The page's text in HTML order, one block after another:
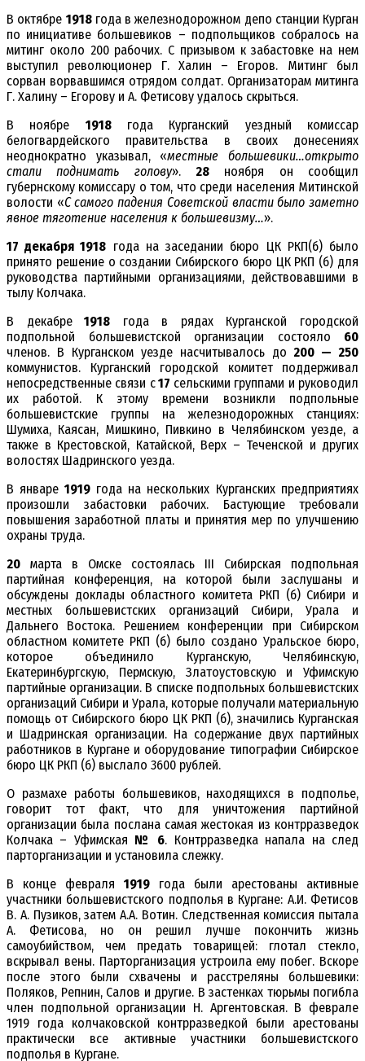
В октябре 1918года в железнодорожном депо станции Курган
по инициативе большевиков – подпольщиков собралось на
митинг около 200 рабочих. С призывом к забастовке на нем
выступил революционер Г. Халин – Егоров. Митинг был
сорван ворвавшимся отрядом солдат. Организаторам митинга
Г. Халину – Егорову и А. Фетисову удалось скрыться.
В ноябре 1918года Курганский уездный комиссар
белогвардейского правительства в своих донесениях
неоднократно указывал, «местные большевики…открыто
стали поднимать голову».28 ноября он сообщил
губернскому комиссару о том, что среди населения Митинской
волости «С самого падения Советской власти было заметно
явное тяготение населения к большевизму…».
17 декабря 1918 года на заседании бюро ЦК РКП(б) было
принято решение о создании Сибирского бюро ЦК РКП (б) для
руководства партийными организациями, действовавшими в
тылу Колчака.
В декабре1918 года в рядах Курганской городской
подпольной большевистской организации состояло 60
членов. В Курганском уезде насчитывалось до 200 — 250
коммунистов. Курганский городской комитет поддерживал
непосредственные связи с17 сельскими группами и руководил
их работой. К этому времени возникли подпольные
большевистские группы на железнодорожных станциях:
Шумиха, Каясан, Мишкино, Пивкино в Челябинском уезде, а
также в Крестовской, Катайской, Верх – Теченской и других
волостях Шадринского уезда.
В январе 1919года на нескольких Курганских предприятиях
произошли забастовки рабочих. Бастующие требовали
повышения заработной платы и принятия мер по улучшению
охраны труда.
20 марта в Омске состоялась III Сибирская подпольная
партийная конференция, на которой были заслушаны и
обсуждены доклады областного комитета РКП (б) Сибири и
местных большевистских организаций Сибири, Урала и
Дальнего Востока. Решением конференции при Сибирском
областном комитете РКП (б) было создано Уральское бюро,
которое объединило Курганскую, Челябинскую,
Екатеринбургскую, Пермскую, Златоустовскую и Уфимскую
партийные организации. В списке подпольных большевистских
организаций Сибири и Урала, которые получали материальную
помощь от Сибирского бюро ЦК РКП (б), значились Курганская
и Шадринская организации. На содержание двух партийных
работников в Кургане и оборудование типографии Сибирское
бюро ЦК РКП (б) выслало 3600 рублей.
О размахе работы большевиков, находящихся в подполье,
говорит тот факт, что для уничтожения партийной
организации была послана самая жестокая из контрразведок
Колчака – Уфимская № 6. Контрразведка напала на след
парторганизации и установила слежку.
В конце февраля 1919 года были арестованы активные
участники большевистского подполья в Кургане: А.И. Фетисов
В. А. Пузиков, затем А.А. Вотин. Следственная комиссия пытала
А. Фетисова, но он решил лучше покончить жизнь
самоубийством, чем предать товарищей: глотал стекло,
вскрывал вены. Парторганизация устроила ему побег. Вскоре
после этого были схвачены и расстреляны большевики:
Поляков, Репнин, Салов и другие. В застенках тюрьмы погибла
член подпольной организации Н. Аргентовская. В феврале
1919 года колчаковской контрразведкой были арестованы
практически все активные участники большевистского
подполья в Кургане.